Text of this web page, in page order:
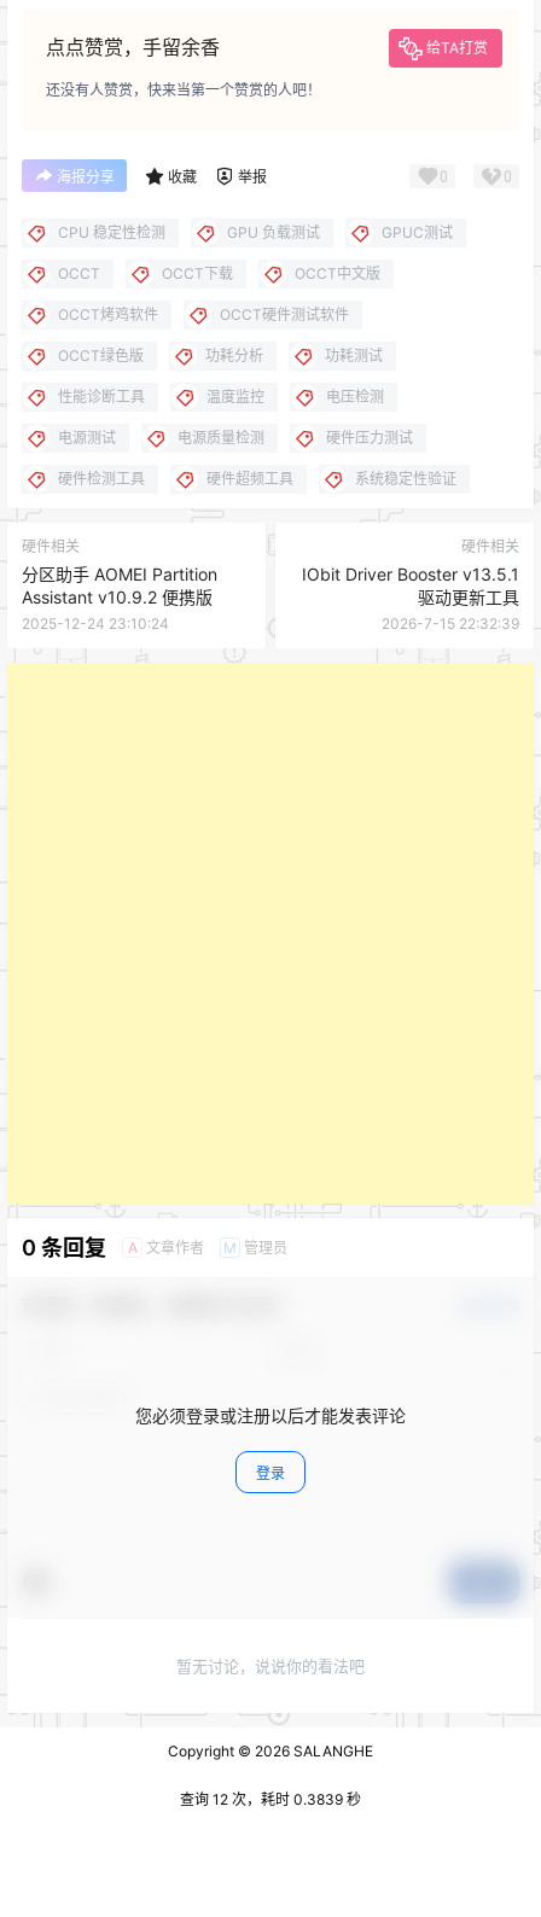
点点赞赏，手留余香 给TA打赏
还没有人赞赏，快来当第一个赞赏的人吧！
海报分享 收藏 举报 0 0
CPU 稳定性检测 GPU 负载测试 GPUC测试
OCCT OCCT下载 OCCT中文版
OCCT烤鸡软件 OCCT硬件测试软件
OCCT绿色版 功耗分析 功耗测试
性能诊断工具 温度监控 电压检测
电源测试 电源质量检测 硬件压力测试
硬件检测工具 硬件超频工具 系统稳定性验证
硬件相关
分区助手 AOMEI Partition
Assistant v10.9.2 便携版
2025-12-24 23:10:24
硬件相关
IObit Driver Booster v13.5.1
驱动更新工具
2026-7-15 22:32:39
0 条回复 A 文章作者 M 管理员
您必须登录或注册以后才能发表评论
登录
暂无讨论，说说你的看法吧
Copyright © 2026 SALANGHE
查询 12 次，耗时 0.3839 秒